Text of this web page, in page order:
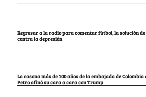
Regresar a la radio para comentar fútbol, la solución
contra la depresión
La casona más de 100 años de la embajada de
Petro afinó su cara a cara con Trump